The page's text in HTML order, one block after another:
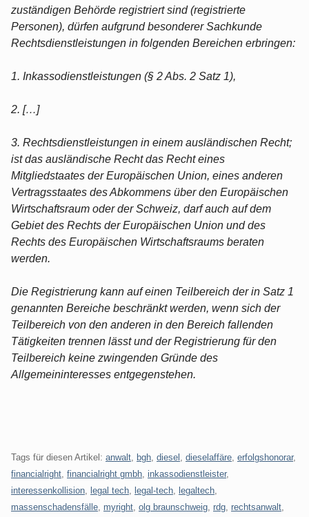
zuständigen Behörde registriert sind (registrierte
Personen), dürfen aufgrund besonderer Sachkunde
Rechtsdienstleistungen in folgenden Bereichen erbringen:
1. Inkassodienstleistungen (§ 2 Abs. 2 Satz 1),
2. […]
3. Rechtsdienstleistungen in einem ausländischen Recht;
ist das ausländische Recht das Recht eines
Mitgliedstaates der Europäischen Union, eines anderen
Vertragsstaates des Abkommens über den Europäischen
Wirtschaftsraum oder der Schweiz, darf auch auf dem
Gebiet des Rechts der Europäischen Union und des
Rechts des Europäischen Wirtschaftsraums beraten
werden.
Die Registrierung kann auf einen Teilbereich der in Satz 1
genannten Bereiche beschränkt werden, wenn sich der
Teilbereich von den anderen in den Bereich fallenden
Tätigkeiten trennen lässt und der Registrierung für den
Teilbereich keine zwingenden Gründe des
Allgemeininteresses entgegenstehen.
Tags für diesen Artikel: anwalt bgh diesel dieselaffäre erfolgshonorar,
financialright financialright gmbh inkassodienstleister,
interessenkollision
legal tech legal-tech legaltech
massenschadensfälle myright olg braunschweig rdg rechtsanwalt